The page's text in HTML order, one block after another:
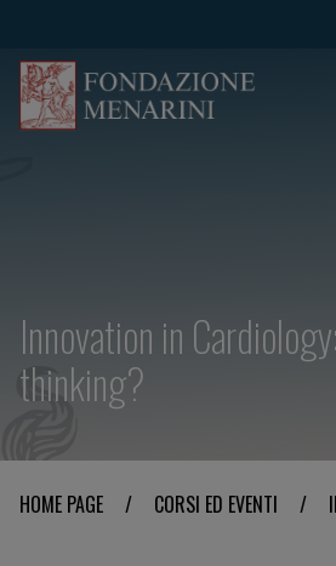
Innovation in
thinking?
HOME PAGE / CORSI ED EVENTI /